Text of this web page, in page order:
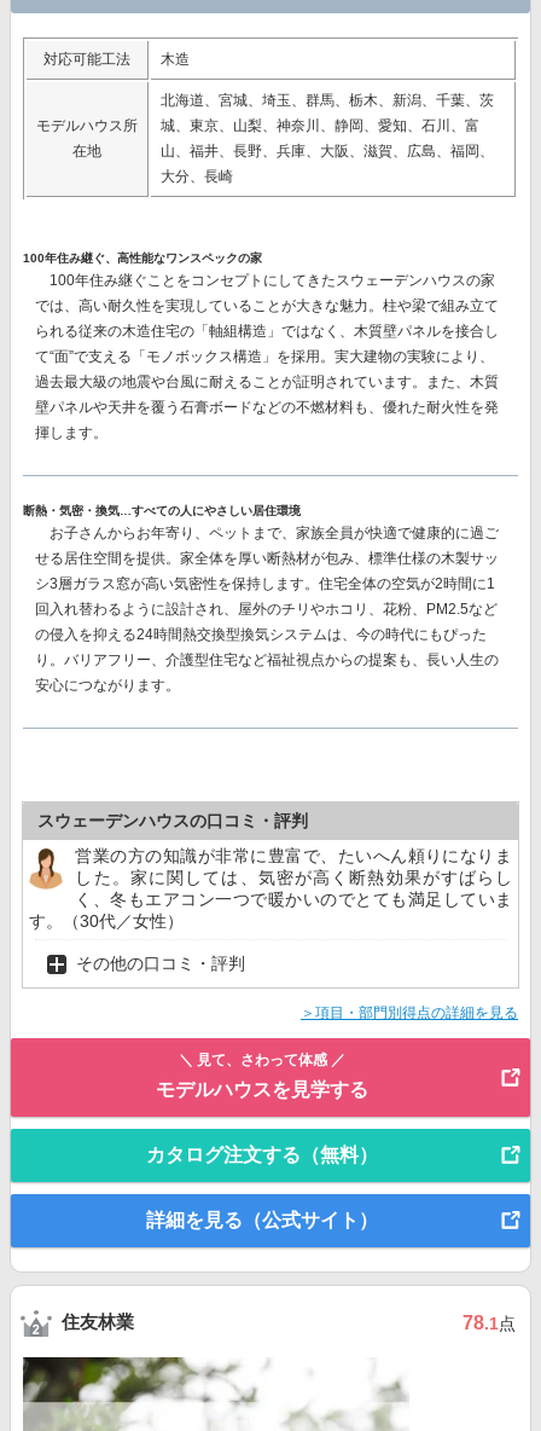
対応可能工法 木造
モデルハウス所
在地
北海道、宮城、埼玉、群馬、栃木、新潟、千葉、茨
城、東京、山梨、神奈川、静岡、愛知、石川、富
山、福井、長野、兵庫、大阪、滋賀、広島、福岡、
大分、長崎
100年住み継ぐ、高性能なワンスペックの家
100年住み継ぐことをコンセプトにしてきたスウェーデンハウスの家
では、 高い耐久性を実現していることが大きな魅力。柱や梁で組み立て
られる従来の木造住宅の「軸組構造」ではなく、 木質壁パネルを接合し
て“面”で支える「モノボックス構造」を採用。 実大建物の実験により、
過去最大級の地震や台風に耐えることが証明されています。また、木質
壁パネルや天井を覆う石膏ボードなどの不燃材料も、優れた耐火性を発
揮します。
断熱・気密・換気…すべての人にやさしい居住環境
お子さんからお年寄り、ペットまで、家族全員が快適で健康的に過ご
せる居住空間を提供。家全体を厚い断熱材が包み、 標準仕様の木製サッ
シ3層ガラス窓が高い気密性を保持します。住宅全体の空気が2時間に1
回入れ替わるように設計され、屋外のチリやホコリ、花粉、PM2.5など
の侵入を抑える24時間熱交換型換気システムは、今の時代にもぴった
り。バリアフリー、介護型住宅など福祉視点からの提案も、長い人生の
安心につながります。
スウェーデンハウスの口コミ・評判
営業の方の知識が非常に豊富で、たいへん頼りになりま
した。家に関しては、気密が高く断熱効果がすばらし
く、冬もエアコン一つで暖かいのでとても満足していま
す。（30代／女性）
その他の口コミ・評判
＞項目・部門別得点の詳細を見る
＼ 見て、さわって体感 ／
モデルハウスを見学する
カタログ注文する（無料）
詳細を見る（公式サイト）
住友林業 78.1点